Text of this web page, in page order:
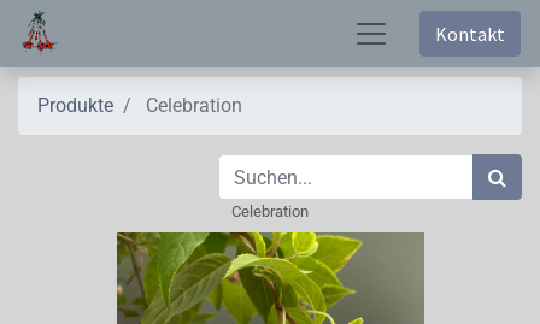
Kontakt
Produkte Celebration
Celebration